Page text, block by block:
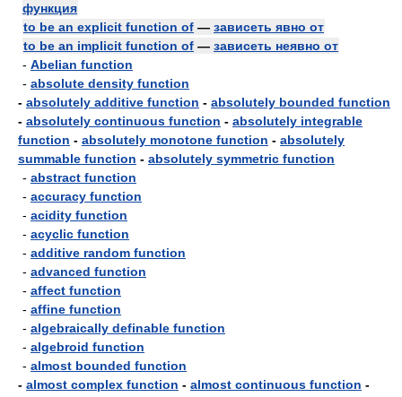
функция
to be an explicit function of — зависеть явно от
to be an implicit function of — зависеть неявно от
- Abelian function
- absolute density function
- absolutely additive function - absolutely bounded function
- absolutely continuous function - absolutely integrable
function - absolutely monotone function - absolutely
summable function - absolutely symmetric function
- abstract function
- accuracy function
- acidity function
- acyclic function
- additive random function
- advanced function
- affect function
- affine function
- algebraically definable function
- algebroid function
- almost bounded function
- almost complex function - almost continuous function -